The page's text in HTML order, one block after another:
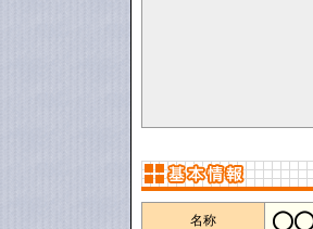
名称